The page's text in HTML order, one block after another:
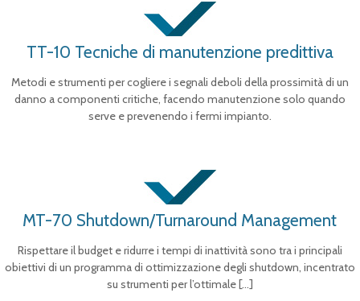
TT-10 Tecniche di manutenzione predittiva
Metodi e strumenti per cogliere i segnali deboli della prossimità di un
danno a componenti critiche, facendo manutenzione solo quando
serve e prevenendo i fermi impianto.
MT-70 Shutdown/Turnaround Management
Rispettare il budget e ridurre i tempi di inattività sono tra i principali
obiettivi di un programma di ottimizzazione degli shutdown, incentrato
su strumenti per l’ottimale[…]